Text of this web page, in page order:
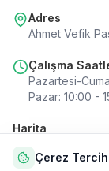
Adres
Ahmet Vefik
Çalışma
Pazartesi-
Pazar: 10:00 -
Harita
Çerez